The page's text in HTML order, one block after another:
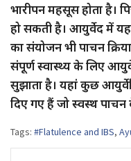
भारीपन महसूस होता है।
हो सकती है। आयुर्वेद में
का संयोजन भी पाचन
संपूर्ण स्वास्थ्य के लिए
सुझाता है। यहां कुछ
दिए गए हैं जो स्वस्थ
Tags: #Flatulence and IBS,